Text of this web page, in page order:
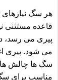
هر سگ نیازهای
قاعده مستثنی
پیری می رسد،
می شود. پیری
سگ ها چالش ها
مناسب برای